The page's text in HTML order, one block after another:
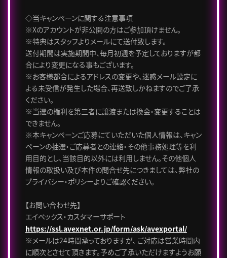
◇当キャンペーンに関する注意事項
※Xのアカウントが非公開の方はご参加頂けません。
※特典はスタッフよりメールにて送付致します。
送付期間は実施期間中、毎月初週を予定しておりますが都
合により変更になる事もございます。
※お客様都合によるアドレスの変更や、迷惑メール設定に
よる未受信が発生した場合、再送致しかねますのでご了承
ください。
※当選の権利を第三者に譲渡または換金・変更することは
できません。
※本キャンペーンご応募にていただいた個人情報は、キャン
ペーンの抽選・ご応募者との連絡・その他事務処理等を利
用目的とし、当該目的以外には利用しません。その他個人
情報の取扱い及び本件の問合せ先につきましては、弊社の
プライバシー・ポリシーよりご確認ください。
【お問い合わせ先】
エイベックス・カスタマーサポート
https://ssl.avexnet.or.jp/form/ask/avexportal/
※メールは24時間承っておりますが、 ご対応は営業時間内
に順次とさせて頂きます。予めご了承いただけますようお願